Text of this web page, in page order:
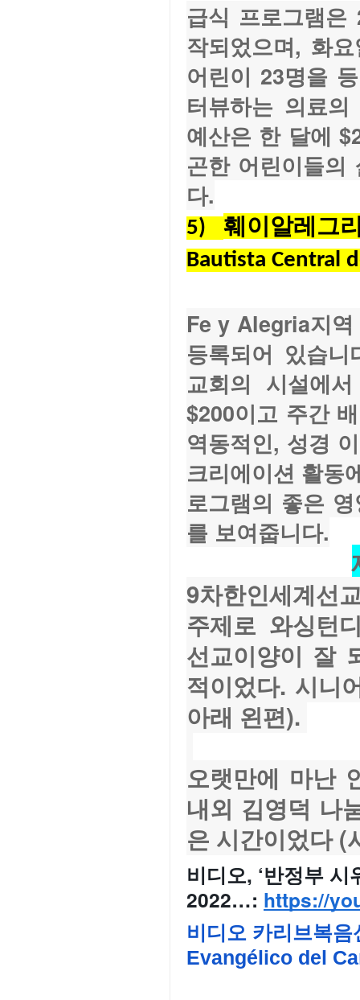
급식 프로그램
작되었으며, 화
어린이 23명을
터뷰하는 의료
예산은 한 달에
곤한 어린이들의
다.
5) 훼이알레그
Bautista Central
Fe y Alegria지역
등록되어 있습
교회의 시설에
$200이고 주간
역동적인, 성경
크리에이션 활
로그램의 좋은
를 보여줍니다.
9차한인세계선
주제로 와싱턴
선교이양이 잘
적이었다. 시니
아래 왼편).
오랫만에 마난
내외 김영덕 나
은 시간이었다 (
비디오, ‘반정부
2022…: https://
비디오 카리브복
Evangélico del